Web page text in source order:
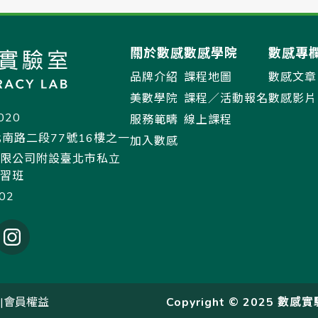
路二段77號16樓之一
公司附設臺北市私立
班
關於數感
品牌介紹
美數學院
服務範疇
加入數感
數感學院
課程地圖
課程／活動報名
線上課程
數感專
數感文章
數感影片
|會員權益 Copyright © 2025 數感